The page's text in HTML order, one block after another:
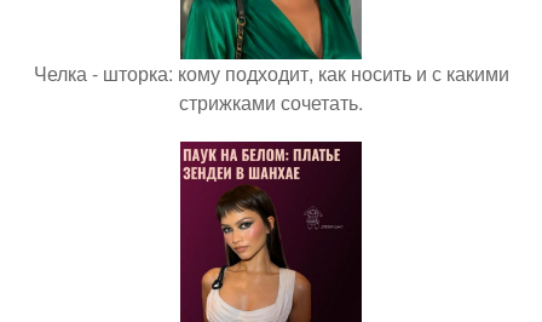
Челка - шторка: кому подходит, как носить и с какими
стрижками сочетать.